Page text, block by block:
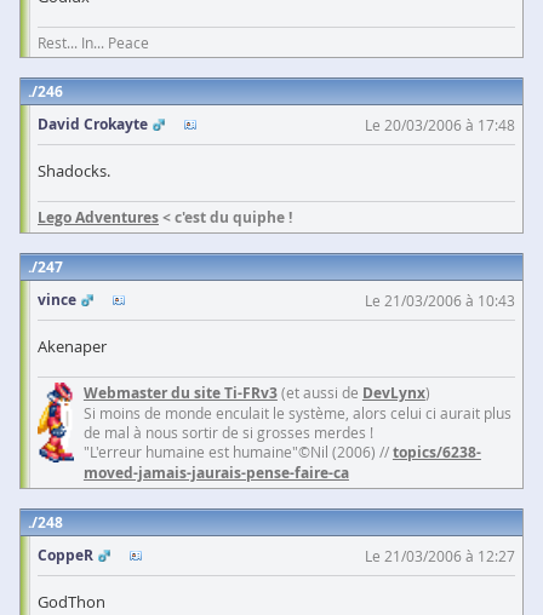
Rest... In... Peace
246
David Crokayte
Le 20/03/2006 à 17:48
Shadocks.
Lego Adventures< c'est du quiphe !
247
vince
Le 21/03/2006 à 10:43
Akenaper
Webmaster du site Ti-FRv3(et aussi de DevLynx)
Si moins de monde enculait le système, alors celui ci aurait plus
de mal à nous sortir de si grosses merdes !
"L'erreur humaine est humaine"©Nil (2006) //topics/6238-
moved-jamais-jaurais-pense-faire-ca
248
CoppeR
Le 21/03/2006 à 12:27
GodThon